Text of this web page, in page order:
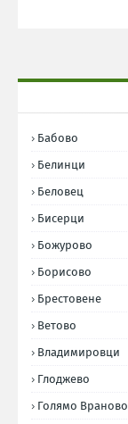
Бабово
Белинци
Беловец
Бисерци
Божурово
Борисово
Брестовене
Ветово
Владимировци
Глоджево
Голямо Враново